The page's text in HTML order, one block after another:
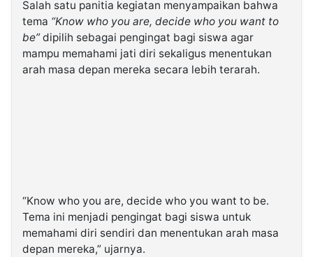
Salah satu panitia kegiatan menyampaikan bahwa
tema “Know who you are, decide who you want to
be”dipilih sebagai pengingat bagi siswa agar
mampu memahami jati diri sekaligus menentukan
arah masa depan mereka secara lebih terarah.
“Know who you are, decide who you want to be.
Tema ini menjadi pengingat bagi siswa untuk
memahami diri sendiri dan menentukan arah masa
depan mereka,” ujarnya.